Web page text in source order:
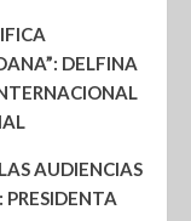
DELFINA
AUDIENCIAS